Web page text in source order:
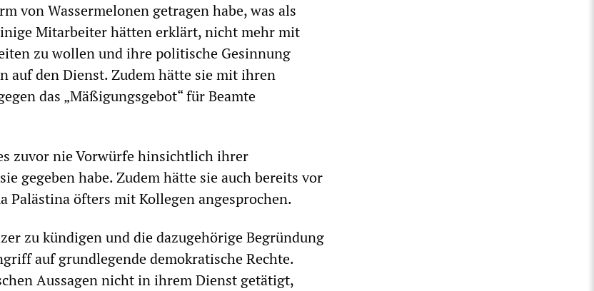
von Wassermelonen getragen habe, was als
Mitarbeiter hätten erklärt, nicht mehr mit
zu wollen und ihre politische Gesinnung
auf den Dienst. Zudem hätte sie mit ihren
das „Mäßigungsgebot“ für Beamte
zuvor nie Vorwürfe hinsichtlich ihrer
gegeben habe. Zudem hätte sie auch bereits vor
Palästina öfters mit Kollegen angesprochen.
zu kündigen und die dazugehörige Begründung
auf grundlegende demokratische Rechte.
Aussagen nicht in ihrem Dienst getätigt,